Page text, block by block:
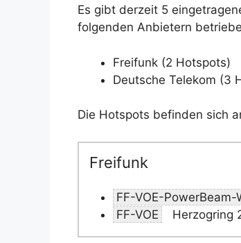
Es gibt derzeit 5
folgenden Anbietern
Freifunk (2 Hotspots)
Deutsche Telekom (3
Die Hotspots befinden sich
Freifunk
FF-VOE-PowerBeam-
FF-VOE
Herzogring